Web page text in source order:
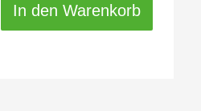
In den Warenkorb